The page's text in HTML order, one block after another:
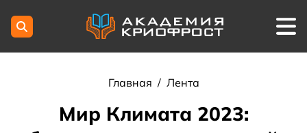
Главная / Лента
Мир Климата 2023: